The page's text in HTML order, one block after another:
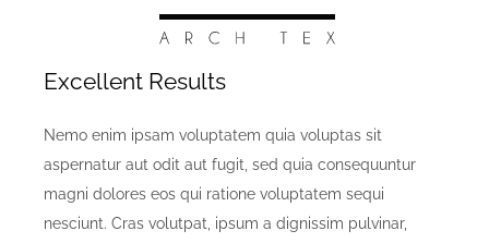
Excellent Results
Nemo enim ipsam voluptatem quia voluptas sit
aspernatur aut odit aut fugit, sed quia consequuntur
magni dolores eos qui ratione voluptatem sequi
nesciunt. Cras volutpat, ipsum a dignissim pulvinar,